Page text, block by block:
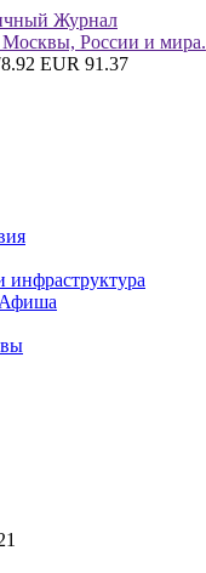
Москвы, России и мира.
EUR 91.37
инфраструктура